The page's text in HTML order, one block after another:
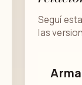
Seguí
las